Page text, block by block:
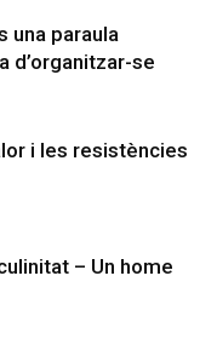
una paraula
d’organitzar-se
i les resistències
– Un home